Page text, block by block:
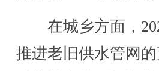
在城乡方面，
推进老旧供水管网